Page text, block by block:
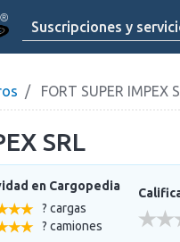
Suscripciones y
FORT SUPER IMPEX
SRL
en Cargopedia
? cargas
? camiones